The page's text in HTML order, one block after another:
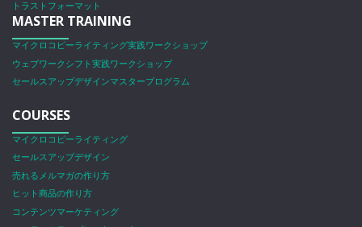
トラストフォーマット
MASTER TRAINING
マイクロコピーライティング実践ワークショップ
ウェブワークシフト実践ワークショップ
セールスアップデザインマスタープログラム
COURSES
マイクロコピーライティング
セールスアップデザイン
売れるメルマガの作り方
ヒット商品の作り方
コンテンツマーケティング